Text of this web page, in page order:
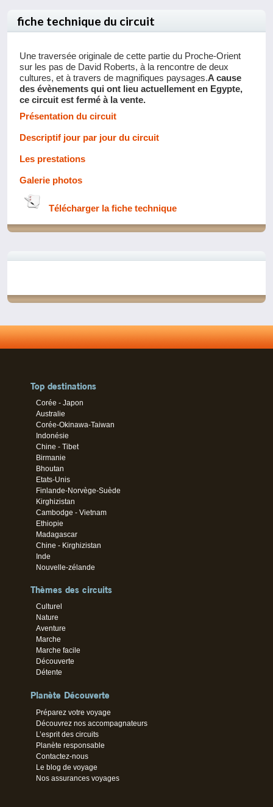
fiche technique du circuit
Une traversée originale de cette partie du Proche-Orient
sur les pas de David Roberts, à la rencontre de deux
cultures, et à travers de magnifiques paysages.A cause
des évènements qui ont lieu actuellement en Egypte,
ce circuit est fermé à la vente.
Présentation du circuit
Descriptif jour par jour du circuit
Les prestations
Galerie photos
Télécharger la fiche technique
Top destinations
Corée - Japon
Australie
Corée-Okinawa-Taiwan
Indonésie
Chine - Tibet
Birmanie
Bhoutan
Etats-Unis
Finlande-Norvège-Suède
Kirghizistan
Cambodge - Vietnam
Ethiopie
Madagascar
Chine - Kirghizistan
Inde
Nouvelle-zélande
Thèmes des circuits
Culturel
Nature
Aventure
Marche
Marche facile
Découverte
Détente
Planète Découverte
Préparez votre voyage
Découvrez nos accompagnateurs
L’esprit des circuits
Planète responsable
Contactez-nous
Le blog de voyage
Nos assurances voyages